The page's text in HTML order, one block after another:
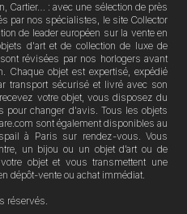
Cartier… : avec une sélection de près
par nos spécialistes, le site Collector
de leader européen sur la vente en
d'art et de collection de luxe de
révisées par nos horlogers avant
Chaque objet est expertisé, expédié
transport sécurisé et livré avec son
votre objet, vous disposez du
pour changer d'avis. Tous les objets
sont également disponibles au
à Paris sur rendez-vous. Vous
un bijou ou un objet d’art ou de
objet et vous transmettent une
dépôt-vente ou achat immédiat.
réservés.